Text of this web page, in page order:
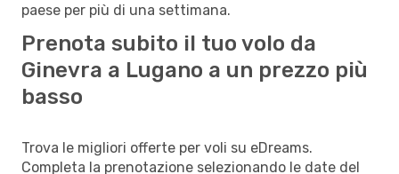
paese per più di una settimana.
Prenota subito il tuo volo da
Ginevra a Lugano a un prezzo più
basso
Trova le migliori offerte per voli su eDreams.
Completa la prenotazione selezionando le date del